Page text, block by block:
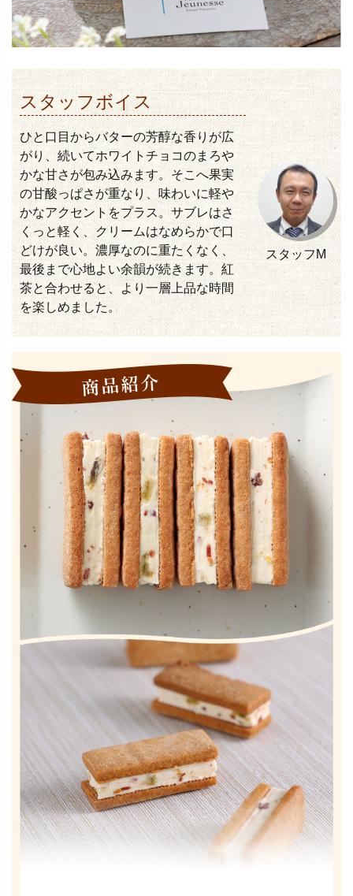
スタッフボイス
ひと口目からバターの芳醇な香りが広
がり、続いてホワイトチョコのまろや
かな甘さが包み込みます。そこへ果実
の甘酸っぱさが重なり、味わいに軽や
かなアクセントをプラス。サブレはさ
くっと軽く、クリームはなめらかで口
どけが良い。濃厚なのに重たくなく、
最後まで心地よい余韻が続きます。紅
茶と合わせると、より一層上品な時間
を楽しめました。
スタッフM